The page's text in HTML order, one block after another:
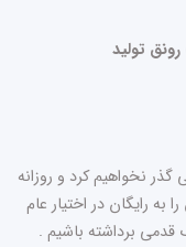
تولید
گذر نخواهیم کرد و روزانه
رایگان در اختیار عام
قدمی برداشته باشیم .